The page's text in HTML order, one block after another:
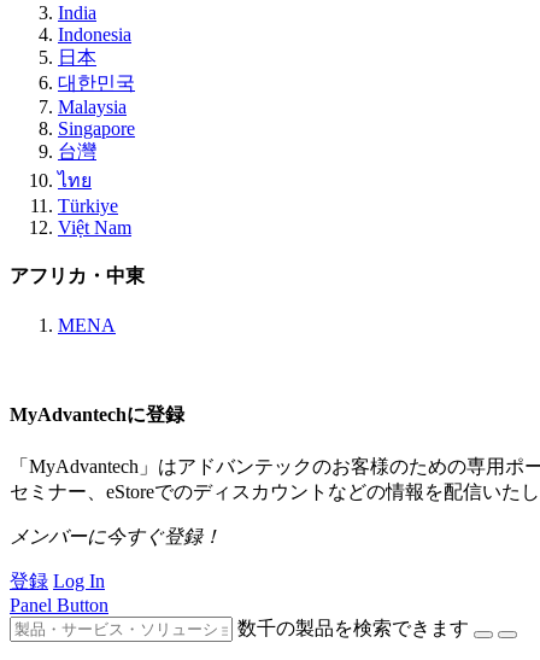
India
Indonesia
日本
대한민국
Malaysia
Singapore
台灣
ไทย
Türkiye
Việt Nam
アフリカ・中東
MENA
MyAdvantechに登録
「MyAdvantech」はアドバンテックのお客様のための専用
セミナー、eStoreでのディスカウントなどの情報を配信いた
メンバーに今すぐ登録！
登録 Log In
Panel Button
数千の製品を検索できます